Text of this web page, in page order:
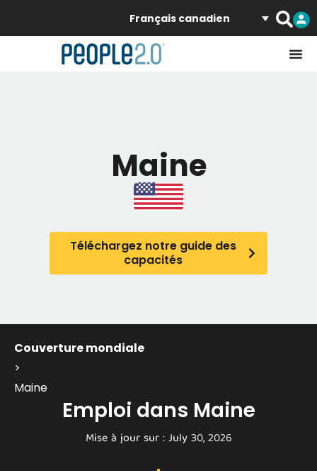
Français canadien
Maine
Téléchargez notre guide des
capacités
Couverture mondiale
>
Maine
Emploi dans Maine
Mise à jour sur : July 30, 2026